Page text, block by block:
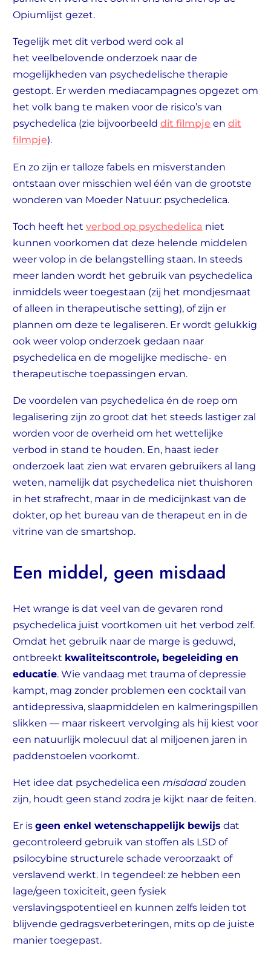
Opiumlijst gezet.
Tegelijk met dit verbod werd ook al
het veelbelovende onderzoek naar de
mogelijkheden van psychedelische therapie
gestopt. Er werden mediacampagnes opgezet om
het volk bang te maken voor de risico’s van
psychedelica (zie bijvoorbeeld dit filmpje en dit
filmpje).
En zo zijn er talloze fabels en misverstanden
ontstaan over misschien wel één van de grootste
wonderen van Moeder Natuur: psychedelica.
Toch heeft het verbod op psychedelica niet
kunnen voorkomen dat deze helende middelen
weer volop in de belangstelling staan. In steeds
meer landen wordt het gebruik van psychedelica
inmiddels weer toegestaan (zij het mondjesmaat
of alleen in therapeutische setting), of zijn er
plannen om deze te legaliseren. Er wordt gelukkig
ook weer volop onderzoek gedaan naar
psychedelica en de mogelijke medische- en
therapeutische toepassingen ervan.
De voordelen van psychedelica én de roep om
legalisering zijn zo groot dat het steeds lastiger zal
worden voor de overheid om het wettelijke
verbod in stand te houden. En, haast ieder
onderzoek laat zien wat ervaren gebruikers al lang
weten, namelijk dat psychedelica niet thuishoren
in het strafrecht, maar in de medicijnkast van de
dokter, op het bureau van de therapeut en in de
vitrine van de smartshop.
Een middel, geen misdaad
Het wrange is dat veel van de gevaren rond
psychedelica juist voortkomen uit het verbod zelf.
Omdat het gebruik naar de marge is geduwd,
ontbreekt kwaliteitscontrole, begeleiding en
educatie. Wie vandaag met trauma of depressie
kampt, mag zonder problemen een cocktail van
antidepressiva, slaapmiddelen en kalmeringspillen
slikken — maar riskeert vervolging als hij kiest voor
een natuurlijk molecuul dat al miljoenen jaren in
paddenstoelen voorkomt.
Het idee dat psychedelica een misdaad zouden
zijn, houdt geen stand zodra je kijkt naar de feiten.
Er is geen enkel wetenschappelijk bewijs dat
gecontroleerd gebruik van stoffen als LSD of
psilocybine structurele schade veroorzaakt of
verslavend werkt. In tegendeel: ze hebben een
lage/geen toxiciteit, geen fysiek
verslavingspotentieel en kunnen zelfs leiden tot
blijvende gedragsverbeteringen, mits op de juiste
manier toegepast.